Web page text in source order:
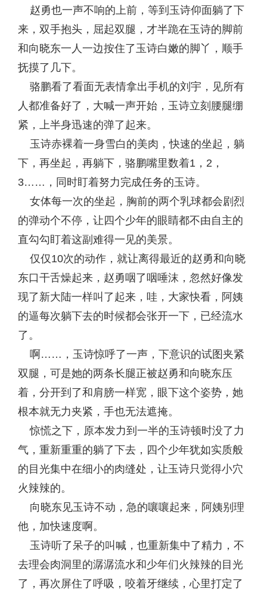
赵勇也一声不响的上前，等到玉诗仰面躺了下
来，双手抱头，屈起双腿，才半跪在玉诗的脚前
和向晓东一人一边按住了玉诗白嫩的脚丫，顺手
抚摸了几下。
骆鹏看了看面无表情拿出手机的刘宇，见所有
人都准备好了，大喊一声开始，玉诗立刻腰腿绷
紧，上半身迅速的弹了起来。
玉诗赤裸着一身雪白的美肉，快速的坐起，躺
下，再坐起，再躺下，骆鹏嘴里数着1，2，
3……，同时盯着努力完成任务的玉诗。
女体每一次的坐起，胸前的两个乳球都会剧烈
的弹动个不停，让四个少年的眼睛都不由自主的
直勾勾盯着这副难得一见的美景。
仅仅10次的动作，就让离得最近的赵勇和向晓
东口干舌燥起来，赵勇咽了咽唾沫，忽然好像发
现了新大陆一样叫了起来，哇，大家快看，阿姨
的逼每次躺下去的时候都会张开一下，已经流水
了。
啊……，玉诗惊呼了一声，下意识的试图夹紧
双腿，可是她的两条长腿正被赵勇和向晓东压
着，分开到了和肩膀一样宽，眼下这个姿势，她
根本就无力夹紧，手也无法遮掩。
惊慌之下，原本发力到一半的玉诗顿时没了力
气，重新重重的躺了下去，四个少年犹如实质般
的目光集中在细小的肉缝处，让玉诗只觉得小穴
火辣辣的。
向晓东见玉诗不动，急的嚷嚷起来，阿姨别理
他，加快速度啊。
玉诗听了呆子的叫喊，也重新集中了精力，不
去理会肉洞里的潺潺流水和少年们火辣辣的目光
了，再次屏住了呼吸，咬着牙继续，心里打定了